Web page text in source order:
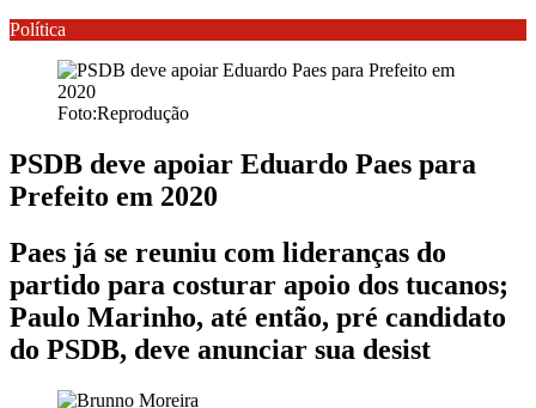
Política
Foto:Reprodução
PSDB deve apoiar Eduardo Paes para
Prefeito em 2020
Paes já se reuniu com lideranças do
partido para costurar apoio dos tucanos;
Paulo Marinho, até então, pré candidato
do PSDB, deve anunciar sua desist